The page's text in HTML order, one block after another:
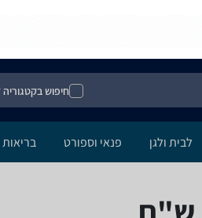
חיפוש בקטגוריה
לבית ולגן פנאי וספורט בריאות